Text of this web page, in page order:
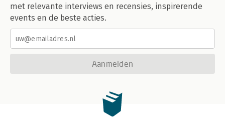
met relevante interviews en recensies, inspirerende
events en de beste acties.
Aanmelden